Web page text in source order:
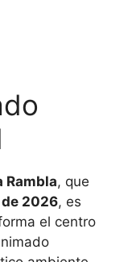
Rambla, que
2026, es
el centro